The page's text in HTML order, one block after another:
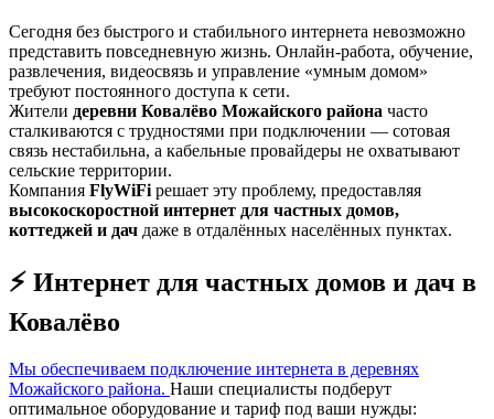
Сегодня без быстрого и стабильного интернета невозможно
представить повседневную жизнь. Онлайн-работа, обучение,
развлечения, видеосвязь и управление «умным домом»
требуют постоянного доступа к сети.
Жители деревни Ковалёво Можайского района часто
сталкиваются с трудностями при подключении — сотовая
связь нестабильна, а кабельные провайдеры не охватывают
сельские территории.
Компания FlyWiFi решает эту проблему, предоставляя
высокоскоростной интернет для частных домов,
коттеджей и дач даже в отдалённых населённых пунктах.
⚡ Интернет для частных домов и дач в
Ковалёво
Мы обеспечиваем подключение интернета в деревнях
Можайского района. Наши специалисты подберут
оптимальное оборудование и тариф под ваши нужды: